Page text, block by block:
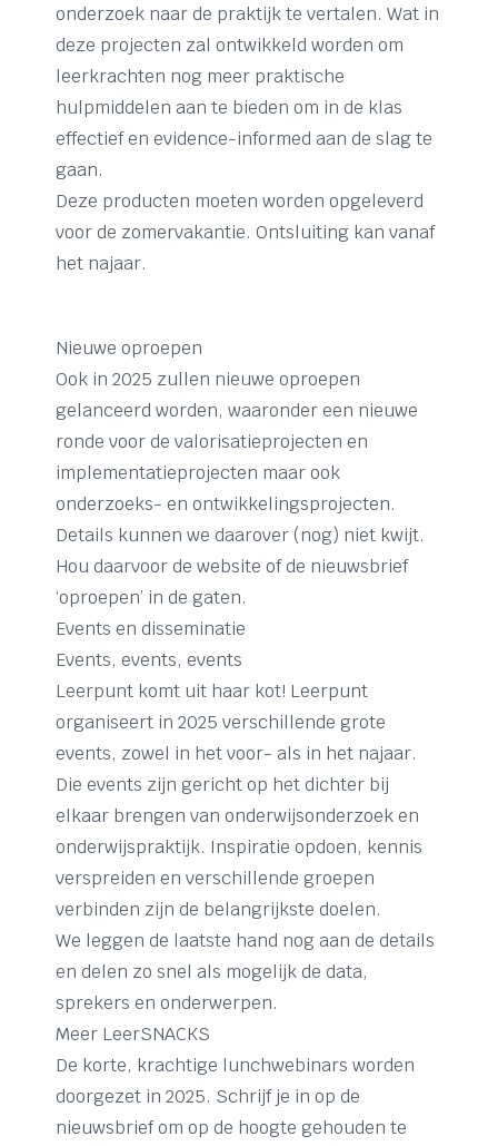
onderzoek naar de praktijk te vertalen. Wat in
deze projecten zal ontwikkeld worden om
leerkrachten nog meer praktische
hulpmiddelen aan te bieden om in de klas
effectief en evidence-informed aan de slag te
gaan.
Deze producten moeten worden opgeleverd
voor de zomervakantie. Ontsluiting kan vanaf
het najaar.
Nieuwe oproepen
Ook in 2025 zullen nieuwe oproepen
gelanceerd worden, waaronder een nieuwe
ronde voor de valorisatieprojecten en
implementatieprojecten maar ook
onderzoeks- en ontwikkelingsprojecten.
Details kunnen we daarover (nog) niet kwijt.
Hou daarvoor de website of de nieuwsbrief
‘oproepen’ in de gaten.
Events en disseminatie
Events, events, events
Leerpunt komt uit haar kot! Leerpunt
organiseert in 2025 verschillende grote
events, zowel in het voor- als in het najaar.
Die events zijn gericht op het dichter bij
elkaar brengen van onderwijsonderzoek en
onderwijspraktijk. Inspiratie opdoen, kennis
verspreiden en verschillende groepen
verbinden zijn de belangrijkste doelen.
We leggen de laatste hand nog aan de details
en delen zo snel als mogelijk de data,
sprekers en onderwerpen.
Meer LeerSNACKS
De korte, krachtige lunchwebinars worden
doorgezet in 2025. Schrijf je in op de
nieuwsbrief om op de hoogte gehouden te